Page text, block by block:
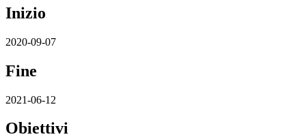
Inizio
2020-09-07
Fine
2021-06-12
Obiettivi